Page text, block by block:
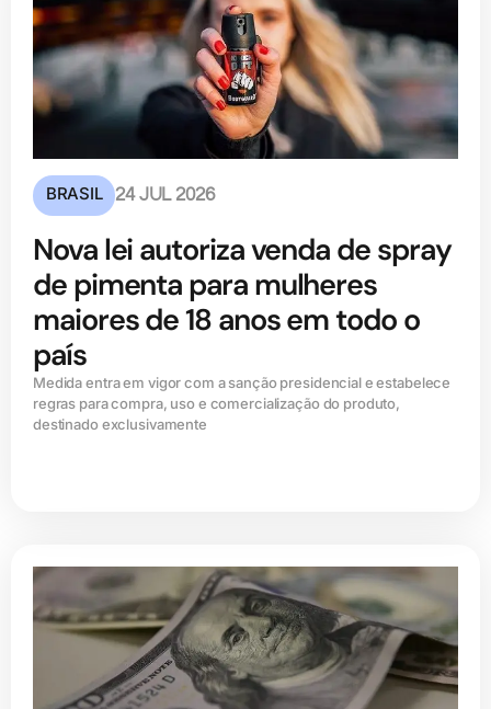
BRASIL 24 JUL 2026
Nova lei autoriza venda de spray
de pimenta para mulheres
maiores de 18 anos em todo o
país
Medida entra em vigor com a sanção presidencial e estabelece
regras para compra, uso e comercialização do produto,
destinado exclusivamente